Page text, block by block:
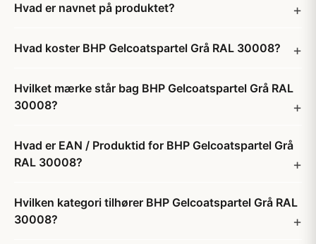
Hvad er navnet på produktet?
Hvad koster BHP Gelcoatspartel Grå RAL 30008?
Hvilket mærke står bag BHP Gelcoatspartel Grå RAL
30008?
Hvad er EAN / Produktid for BHP Gelcoatspartel Grå
RAL 30008?
Hvilken kategori tilhører BHP Gelcoatspartel Grå RAL
30008?